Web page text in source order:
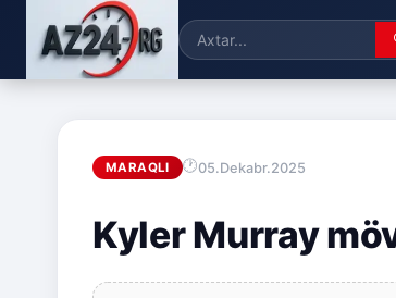
MARAQLI 05.Dekabr.2025
Kyler Murray